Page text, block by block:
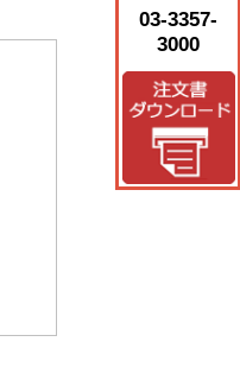
03-3357-
3000